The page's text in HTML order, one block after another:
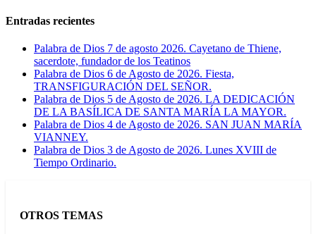
Entradas recientes
Palabra de Dios 7 de agosto 2026. Cayetano de Thiene,
sacerdote, fundador de los Teatinos
Palabra de Dios 6 de Agosto de 2026. Fiesta,
TRANSFIGURACIÓN DEL SEÑOR.
Palabra de Dios 5 de Agosto de 2026. LA DEDICACIÓN
DE LA BASÍLICA DE SANTA MARÍA LA MAYOR.
Palabra de Dios 4 de Agosto de 2026. SAN JUAN MARÍA
VIANNEY.
Palabra de Dios 3 de Agosto de 2026. Lunes XVIII de
Tiempo Ordinario.
OTROS TEMAS